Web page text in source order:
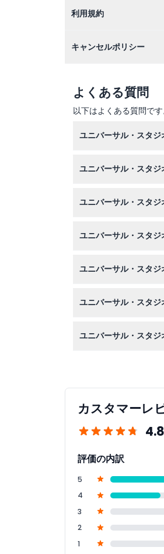
利用規約
キャンセルポリシー
よくある質問
以下はよくある質問で
ユニバーサル・スタ
め、オンライン予約
ユニバーサル・スタ
ユニバーサル・スタ
が、安全上の理由か
ユニバーサル・スタ
い。
ユニバーサル・スタ
良いでしょう。
ユニバーサル・スタ
を撮ることもできます
ユニバーサル・スタ
カスタマーレ
4.8
評価の内訳
5
4
3
2
1